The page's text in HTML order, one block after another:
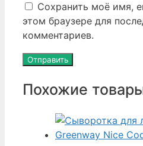
Сохранить моё имя,
этом браузере для
комментариев.
Похожие